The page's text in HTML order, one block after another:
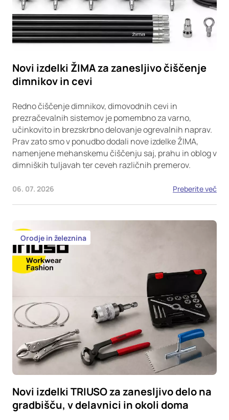
Novi izdelki ŽIMA za zanesljivo čiščenje
dimnikov in cevi
Redno čiščenje dimnikov, dimovodnih cevi in
prezračevalnih sistemov je pomembno za varno,
učinkovito in brezskrbno delovanje ogrevalnih naprav.
Prav zato smo v ponudbo dodali nove izdelke ŽIMA,
namenjene mehanskemu čiščenju saj, prahu in oblog v
dimniških tuljavah ter ceveh različnih premerov.
06. 07. 2026 Preberite več
Orodje in železnina
Novi izdelki TRIUSO za zanesljivo delo na
gradbišču, v delavnici in okoli doma